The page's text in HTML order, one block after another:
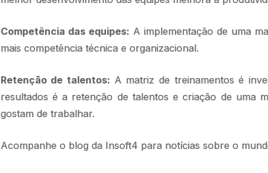
Competência das equipes: A implementação de uma
mais competência técnica e organizacional.
Retenção de talentos: A matriz de treinamentos é
resultados é a retenção de talentos e criação de uma
gostam de trabalhar.
Acompanhe o blog da Insoft4 para notícias sobre o